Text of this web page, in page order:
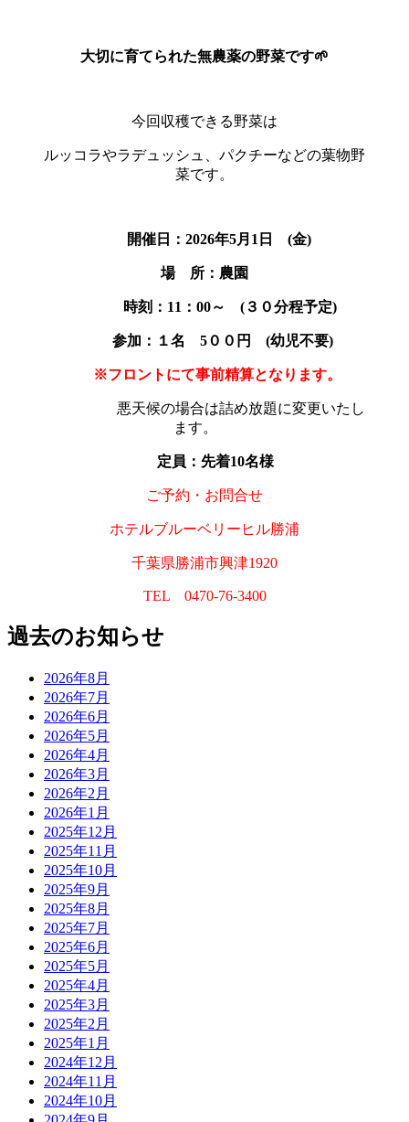
大切に育てられた無農薬の野菜です🌱
今回収穫できる野菜は
ルッコラやラデュッシュ、パクチーなどの葉物野
菜です。
開催日：2026年5月1 日 (金)
場 所：農園
時刻：11：00～ (３０分程予定)
参加：１名 5００円 (幼児不要)
※フロントにて事前精算となります。
悪天候の場合は詰め放題に変更いたし
ます。
定員：先着10名様
ご予約・お問合せ
ホテルブルーベリーヒル勝浦
千葉県勝浦市興津1920
TEL 0470-76-3400
過去のお知らせ
2026年8月
2026年7月
2026年6月
2026年5月
2026年4月
2026年3月
2026年2月
2026年1月
2025年12月
2025年11月
2025年10月
2025年9月
2025年8月
2025年7月
2025年6月
2025年5月
2025年4月
2025年3月
2025年2月
2025年1月
2024年12月
2024年11月
2024年10月